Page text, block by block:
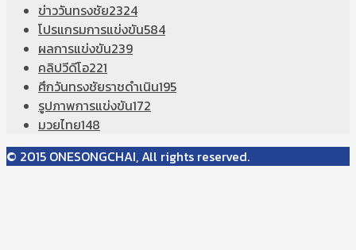
ข่าววันทรงชัย2324
โปรแกรมการแข่งขัน584
ผลการแข่งขัน239
คลิปวีดีโอ221
ศึกวันทรงชัยราชดำเนิน195
รูปภาพการแข่งขัน172
มวยไทย148
© 2015 ONESONGCHAI, All rights reserved.